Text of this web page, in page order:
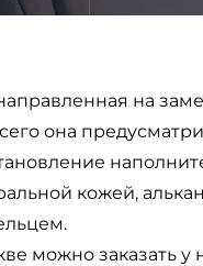
на
она
кожей,
можно заказать у